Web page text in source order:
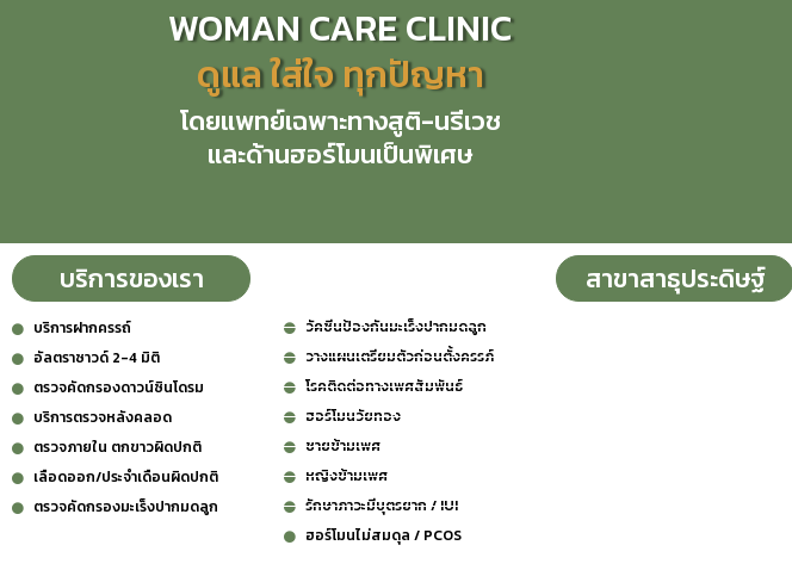
WOMAN CARE CLINIC
ดูแล ใส่ใจ ทุกปัญหา
โดยแพทย์เฉพาะทางสูติ-นรีเวช
และด้านฮอร์โมนเป็นพิเศษ
บริการของเรา
บริการฝากครรถ์
อัลตราซาวด์ 2-4 มิติ
ตรวจคัดกรองดาวน์ซินโดรม
บริการตรวจหลังคลอด
ตรวจภายใน ตกขาวผิดปกติ
เลือดออก/ประจำเดือนผิดปกติ
ตรวจคัดกรองมะเร็งปากมดลูก
วัคซีนป้องกันมะเร็งปากมดลูก
วางแผนเตรียมตัวก่อนตั้งครรภ์
โรคติดต่อทางเพศสัมพันธ์
ฮอร์โมนวัยทอง
ชายข้ามเพศ
หญิงข้ามเพศ
รักษาภาวะมีบุตรยาก / IUI
ฮอร์โมนไม่สมดุล / PCOS
สาขาสาธุประดิษฐ์